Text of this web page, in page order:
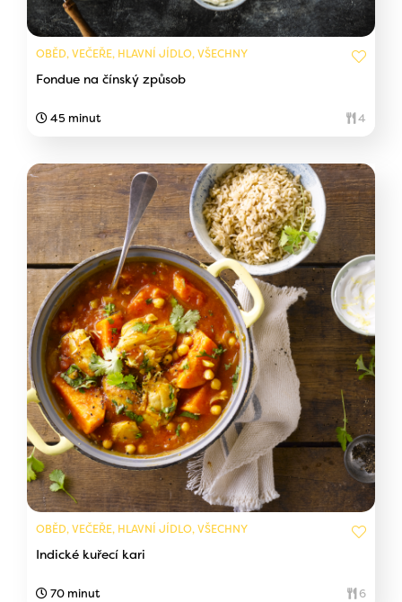
OBĚD, VEČEŘE, HLAVNÍ JÍDLO, VŠECHNY
Fondue na čínský způsob
45 minut 4
OBĚD, VEČEŘE, HLAVNÍ JÍDLO, VŠECHNY
Indické kuřecí kari
70 minut 6